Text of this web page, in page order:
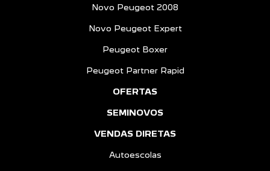
Novo Peugeot 2008
Novo Peugeot Expert
Peugeot Boxer
Peugeot Partner Rapid
OFERTAS
SEMINOVOS
VENDAS DIRETAS
Autoescolas